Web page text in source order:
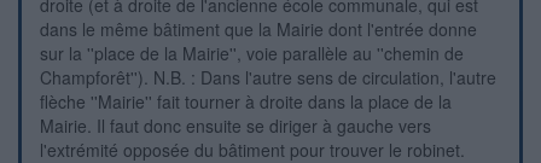
droite (et à droite de l'ancienne école communale, qui est
dans le même bâtiment que la Mairie dont l'entrée donne
sur la ''place de la Mairie'', voie parallèle au ''chemin de
Champforêt''). N.B. : Dans l'autre sens de circulation, l'autre
flèche ''Mairie'' fait tourner à droite dans la place de la
Mairie. Il faut donc ensuite se diriger à gauche vers
l'extrémité opposée du bâtiment pour trouver le robinet.